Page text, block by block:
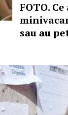
FOTO.
sau au